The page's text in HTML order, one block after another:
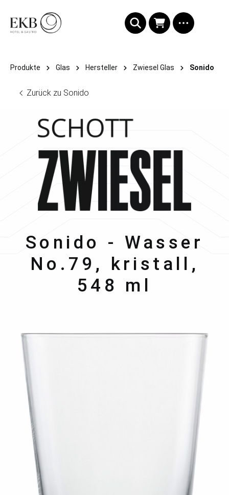
Produkte Glas Hersteller Zwiesel Glas Sonido
Zurück zu Sonido
Schott Zwiesel
Sonido - Wasser
No.79, kristall,
548 ml
Bildergalerie überspringen